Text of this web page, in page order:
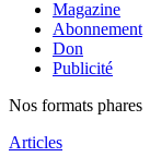
Magazine
Abonnement
Don
Publicité
Nos formats phares
Articles